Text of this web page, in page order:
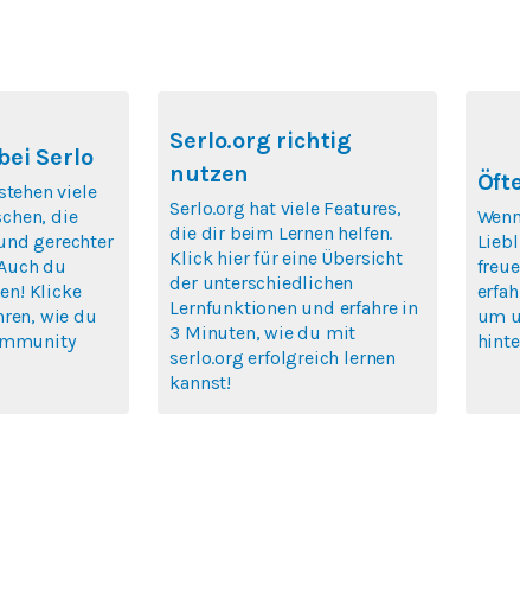
Serlo
viele
die
gerechter
du
Klicke
wie du
Serlo.org richtig
nutzen
Serlo.org hat viele Features,
die dir beim Lernen helfen.
Klick hier für eine Übersicht
der unterschiedlichen
Lernfunktionen und erfahre in
3 Minuten, wie du mit
serlo.org erfolgreich lernen
kannst!
um